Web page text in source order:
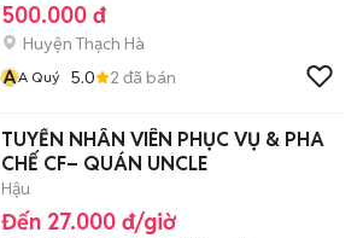
500.000 đ
Huyện Thạch Hà
AA Quý 5.0 2 đã bán
TUYỂN NHÂN VIÊN PHỤC VỤ & PHA
CHẾ CF– QUÁN UNCLE
Hậu
Đến 27.000 đ/giờ